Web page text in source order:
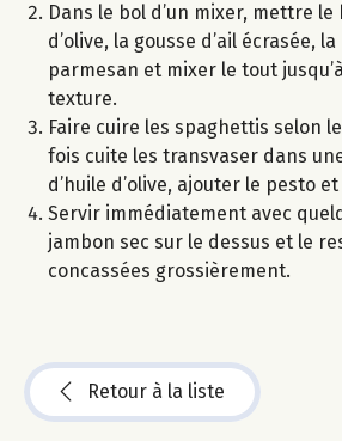
Dans le bol d’un mixer, mettre le
d’olive, la gousse d’ail écrasée,
parmesan et mixer le tout
texture.
Faire cuire les spaghettis selon
fois cuite les transvaser dans
d’huile d’olive, ajouter le pesto
Servir immédiatement avec
jambon sec sur le dessus et le
concassées grossièrement.
Retour à la liste